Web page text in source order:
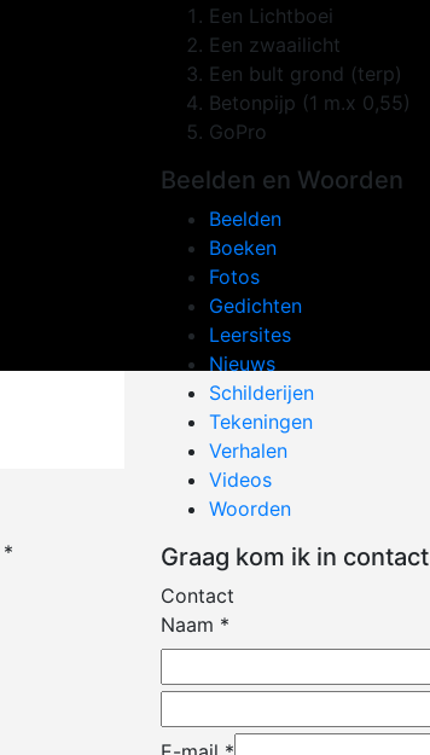
*
Een Lichtboei
Een zwaailicht
Een bult grond (terp)
Betonpijp (1 m.x 0,55)
GoPro
Beelden en Woorden
Beelden
Boeken
Fotos
Gedichten
Leersites
Nieuws
Schilderijen
Tekeningen
Verhalen
Videos
Woorden
Graag kom ik in contact
Contact
Naam *